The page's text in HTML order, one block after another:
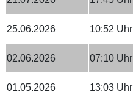
25.06.2026 10:52 Uhr
02.06.2026 07:10 Uhr
01.05.2026 13:03 Uhr